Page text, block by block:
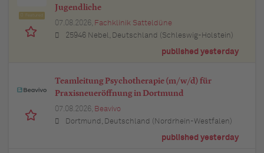
Jugendliche
07.08.2026, Fachklinik Satteldüne
25946 Nebel, Deutschland (Schleswig-Holstein)
published yesterday
Teamleitung Psychotherapie (m/w/d) für
Praxisneueröffnung in Dortmund
07.08.2026, Beavivo
Dortmund, Deutschland (Nordrhein-Westfalen)
published yesterday